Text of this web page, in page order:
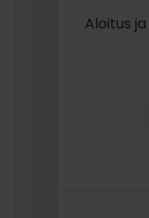
Aloitus